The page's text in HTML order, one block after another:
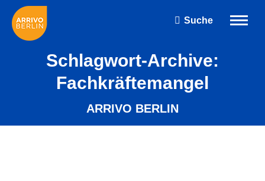
Search:
Suche
Schlagwort-Archive:
Fachkräftemangel
ARRIVO BERLIN